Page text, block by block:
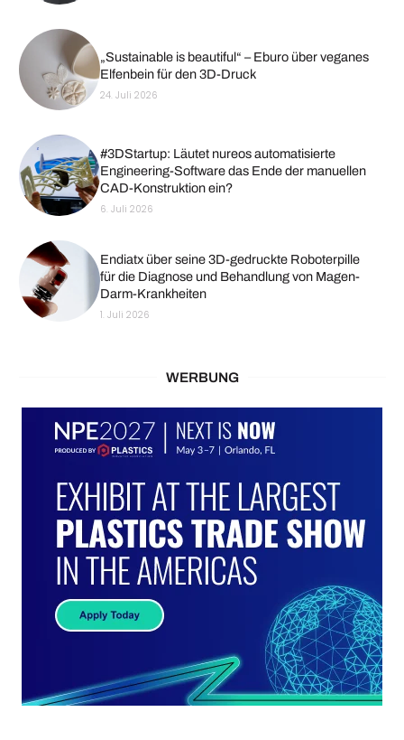
„Sustainable is beautiful“ – Eburo über veganes
Elfenbein für den 3D-Druck
24. Juli 2026
#3DStartup: Läutet nureos automatisierte
Engineering-Software das Ende der manuellen
CAD-Konstruktion ein?
6. Juli 2026
Endiatx über seine 3D-gedruckte Roboterpille
für die Diagnose und Behandlung von Magen-
Darm-Krankheiten
1. Juli 2026
WERBUNG